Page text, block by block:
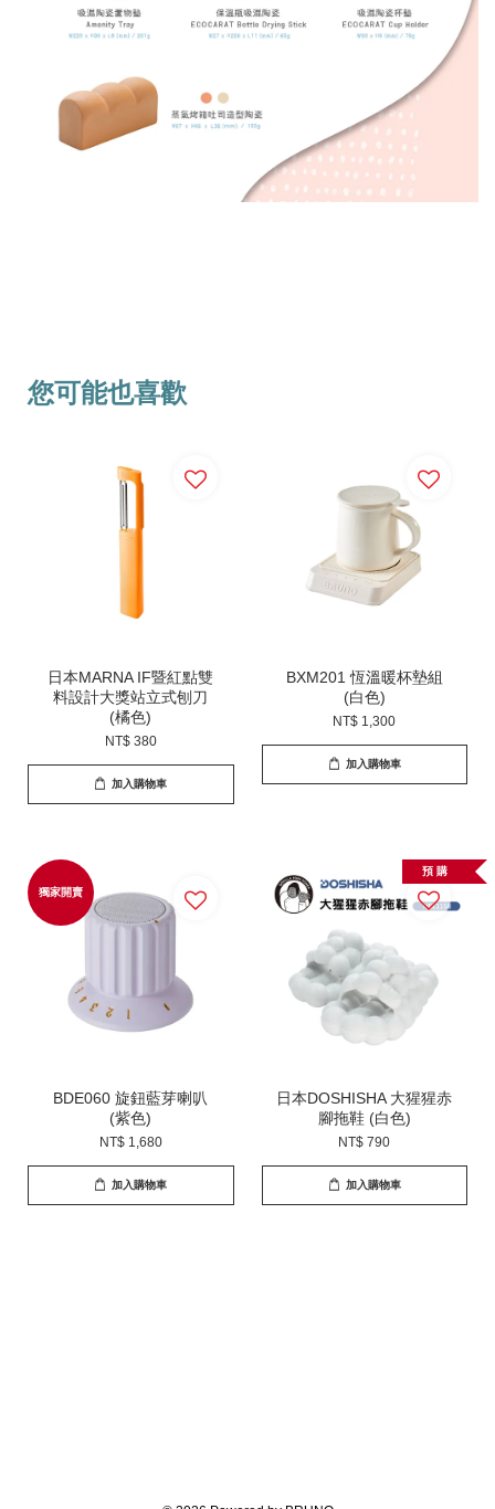
您可能也喜歡
日本MARNA IF暨紅點雙
料設計大獎站立式刨刀
(橘色)
NT$ 380
加入購物車
BXM201 恆溫暖杯墊組
(白色)
NT$ 1,300
加入購物車
獨家開賣
BDE060 旋鈕藍芽喇叭
(紫色)
NT$ 1,680
加入購物車
預 購
日本DOSHISHA 大猩猩赤
腳拖鞋 (白色)
NT$ 790
加入購物車